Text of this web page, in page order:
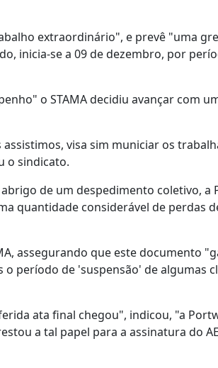
extraordinário", e prevê "uma
inicia-se a 09 de dezembro, por
o STAMA decidiu avançar com
visa sim municiar os
o sindicato.
de um despedimento coletivo, a
quantidade considerável de perdas
assegurando que este documento
período de 'suspensão' de algumas
ata final chegou", indicou, "a
a tal papel para a assinatura do